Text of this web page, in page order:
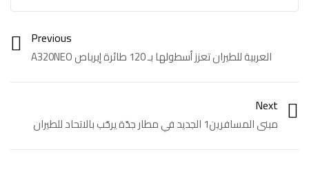
Previous
العربية للطيران تعزز أسطولها بـ 120 طائرة إيرباص A320NEO
Next
مبنى المسافرين1 الجديد في مطار جدّة يرحّب بالاتحاد للطيران